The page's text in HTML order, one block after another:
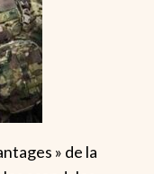
» de la